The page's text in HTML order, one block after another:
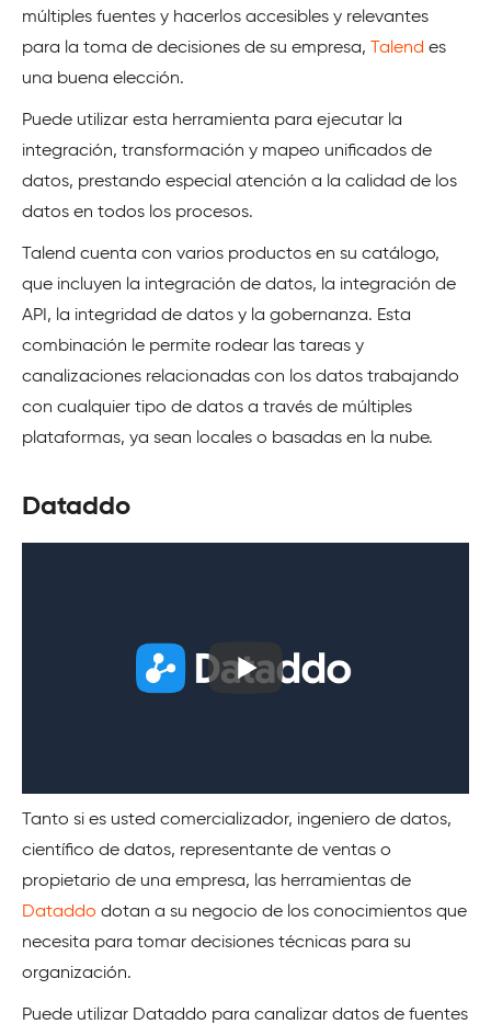
múltiples fuentes y hacerlos accesibles y relevantes
para la toma de decisiones de su empresa, Talend es
una buena elección.
Puede utilizar esta herramienta para ejecutar la
integración, transformación y mapeo unificados de
datos, prestando especial atención a la calidad de los
datos en todos los procesos.
Talend cuenta con varios productos en su catálogo,
que incluyen la integración de datos, la integración de
API, la integridad de datos y la gobernanza. Esta
combinación le permite rodear las tareas y
canalizaciones relacionadas con los datos trabajando
con cualquier tipo de datos a través de múltiples
plataformas, ya sean locales o basadas en la nube.
Dataddo
Tanto si es usted comercializador, ingeniero de datos,
científico de datos, representante de ventas o
propietario de una empresa, las herramientas de
Dataddo dotan a su negocio de los conocimientos que
necesita para tomar decisiones técnicas para su
organización.
Puede utilizar Dataddo para canalizar datos de fuentes